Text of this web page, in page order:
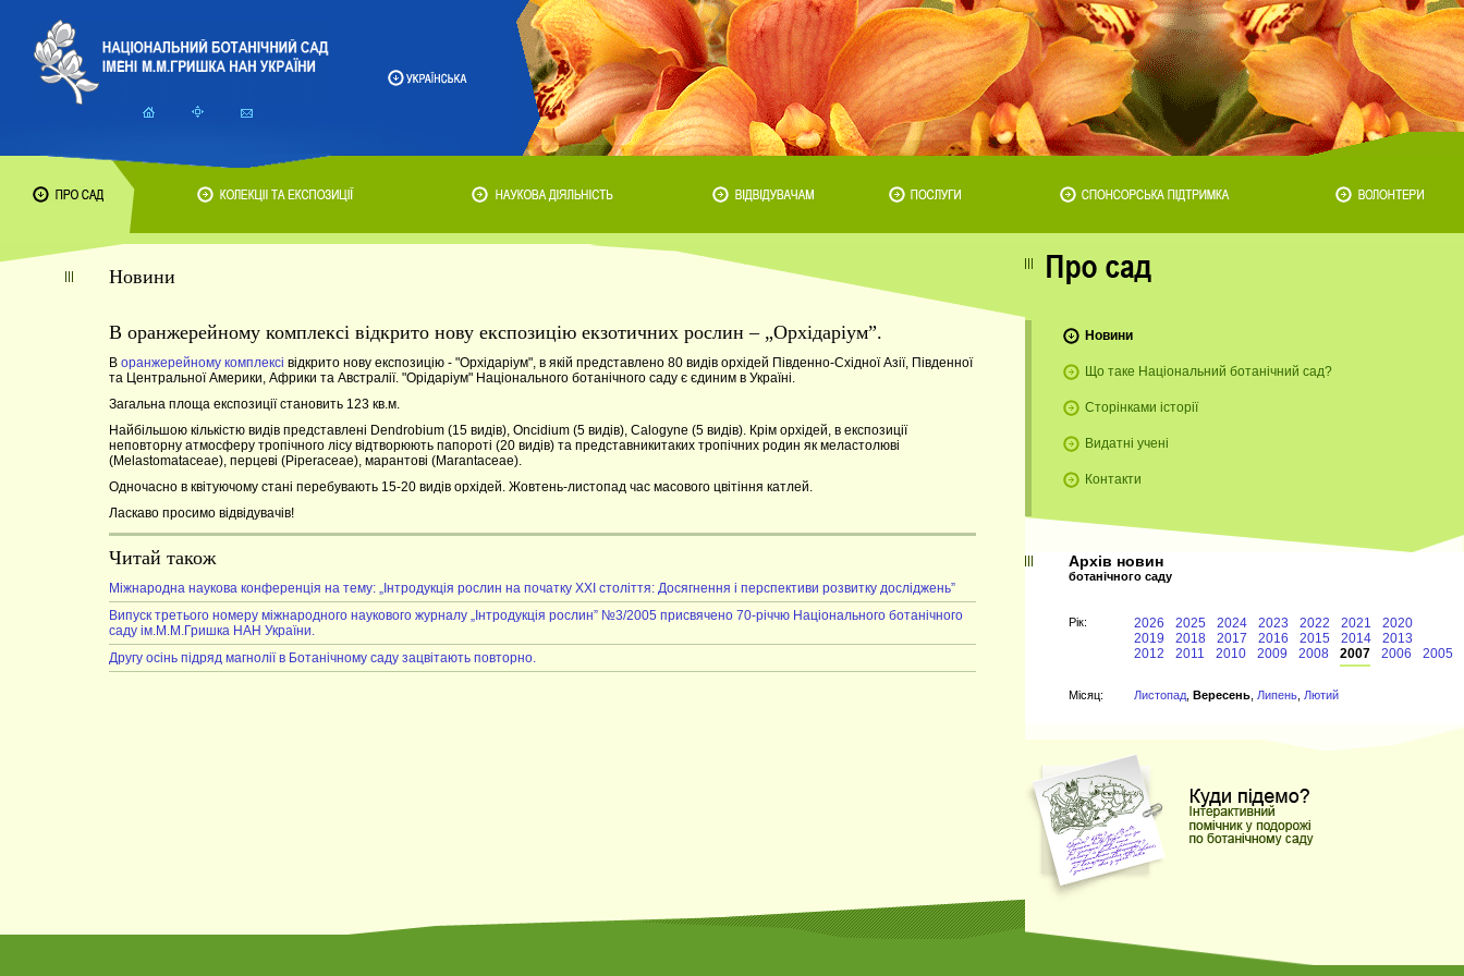
Новини
В оранжерейному комплексі відкрито нову експозицію екзотичних рослин – „Орхідаріум”.
В оранжерейному комплексі відкрито нову експозицію - "Орхідаріум", в якій представлено 80 видів орхідей Південно-Східної Азії, Південної
та Центральної Америки, Африки та Австралії. "Орідаріум" Національного ботанічного саду є єдиним в Україні.
Загальна площа експозиції становить 123 кв.м.
Найбільшою кількістю видів представлені Dendrobium (15 видів), Oncidium (5 видів), Calogyne (5 видів). Крім орхідей, в експозиції
неповторну атмосферу тропічного лісу відтворюють папороті (20 видів) та представникитаких тропічних родин як меластолюві
(Melastomataceae), перцеві (Piperaceae), марантові (Marantaceae).
Одночасно в квітуючому стані перебувають 15-20 видів орхідей. Жовтень-листопад час масового цвітіння катлей.
Ласкаво просимо відвідувачів!
Читай також
Міжнародна наукова конференція на тему: „Інтродукція рослин на початку ХХІ століття: Досягнення і перспективи розвитку досліджень”
Випуск третього номеру міжнародного наукового журналу „Інтродукція рослин” №3/2005 присвячено 70-річчю Національного ботанічного
саду ім.М.М.Гришка НАН України.
Другу осінь підряд магнолії в Ботанічному саду зацвітають повторно.
Новини
Що таке Національний ботанічний сад?
Сторінками історії
Видатні учені
Контакти
Архів новин
ботанічного саду
Рiк: 2026 2025 2024 2023 2022 2021
2020
2019
2018 2017 2016 2015 2014
2013
2012
2011 2010 2009 2008 2007 2006 2005
Мiсяц: Листопад Вересень Липень Лютий